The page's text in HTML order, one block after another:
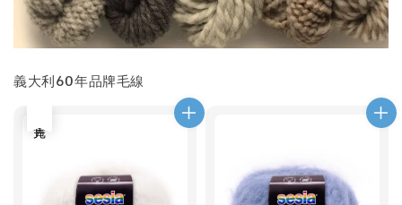
義大利60年品牌毛線